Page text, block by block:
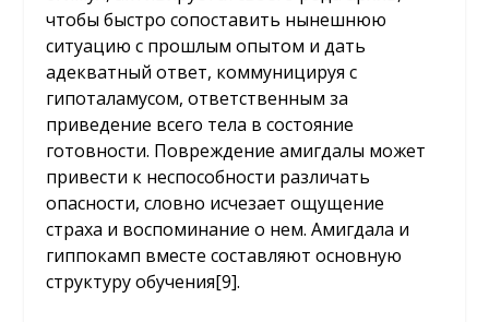
чтобы быстро сопоставить нынешнюю
ситуацию с прошлым опытом и дать
адекватный ответ, коммуницируя с
гипоталамусом, ответственным за
приведение всего тела в состояние
готовности. Повреждение амигдалы может
привести к неспособности различать
опасности, словно исчезает ощущение
страха и воспоминание о нем. Амигдала и
гиппокамп вместе составляют основную
структуру обучения[9].